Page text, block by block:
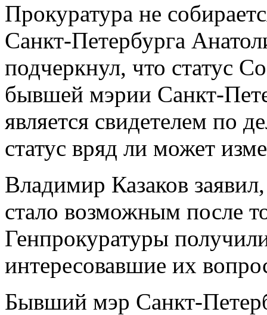
Прокуратура не
Санкт-Петербурга
подчеркнул, что статус
бывшей мэрии Санкт-
является свидетелем по
статус вряд ли может
Владимир Казаков
стало возможным после
Генпрокуратуры
интересовавшие их
Бывший мэр Санкт-